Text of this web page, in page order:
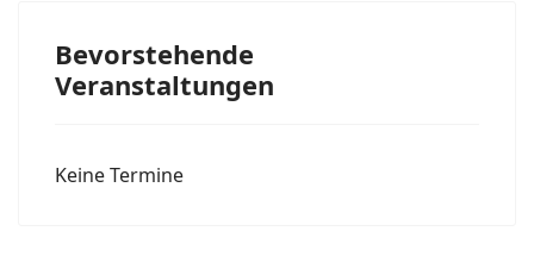
Bevorstehende
Veranstaltungen
Keine Termine